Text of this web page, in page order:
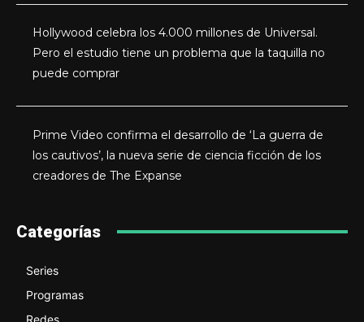
Hollywood celebra los 4.000 millones de Universal.
Pero el estudio tiene un problema que la taquilla no
puede comprar
Prime Video confirma el desarrollo de ‘La guerra de
los cautivos’, la nueva serie de ciencia ficción de los
creadores de The Expanse
Categorías
Series
Programas
Redes